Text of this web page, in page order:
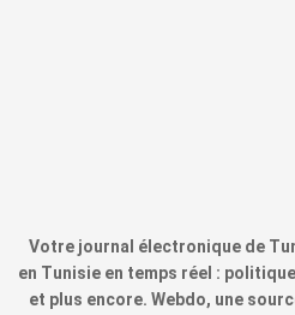
Votre journal électronique de
en Tunisie en temps réel :
et plus encore. Webdo, une